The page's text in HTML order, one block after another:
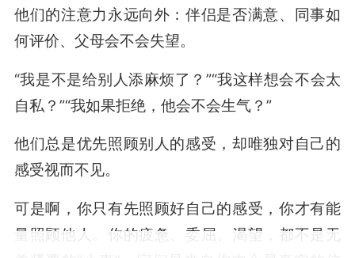
他们的注意力永远向外：伴侣是否满意、同事如
何评价、父母会不会失望。
“我是不是给别人添麻烦了？”“我这样想会不会太
自私？”“我如果拒绝，他会不会生气？”
他们总是优先照顾别人的感受，却唯独对自己的
感受视而不见。
可是啊，你只有先照顾好自己的感受，你才有能
量照顾他人。你的疲惫、委屈、渴望，都不是无